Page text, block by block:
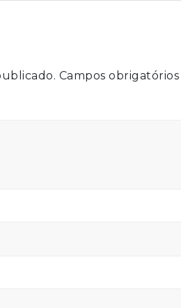
Campos